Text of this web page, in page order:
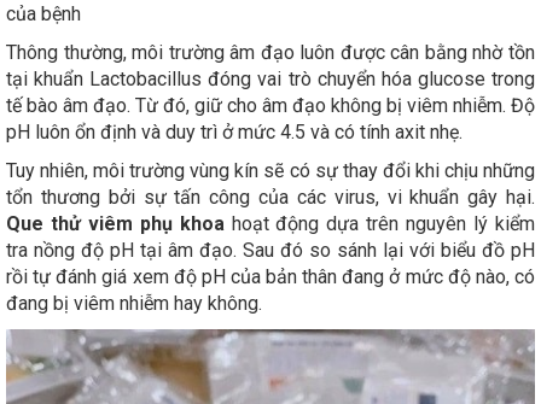
của bệnh
Thông thường, môi trường âm đạo luôn được cân bằng nhờ tồn
tại khuẩn Lactobacillus đóng vai trò chuyển hóa glucose trong
tế bào âm đạo. Từ đó, giữ cho âm đạo không bị viêm nhiễm. Độ
pH luôn ổn định và duy trì ở mức 4.5 và có tính axit nhẹ.
Tuy nhiên, môi trường vùng kín sẽ có sự thay đổi khi chịu những
tổn thương bởi sự tấn công của các virus, vi khuẩn gây hại.
Que thử viêm phụ khoa hoạt động dựa trên nguyên lý kiểm
tra nồng độ pH tại âm đạo. Sau đó so sánh lại với biểu đồ pH
rồi tự đánh giá xem độ pH của bản thân đang ở mức độ nào, có
đang bị viêm nhiễm hay không.